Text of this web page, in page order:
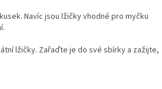
Navíc jsou lžičky vhodné pro myčku
lžičky. Zařaďte je do své sbírky a zažijte,